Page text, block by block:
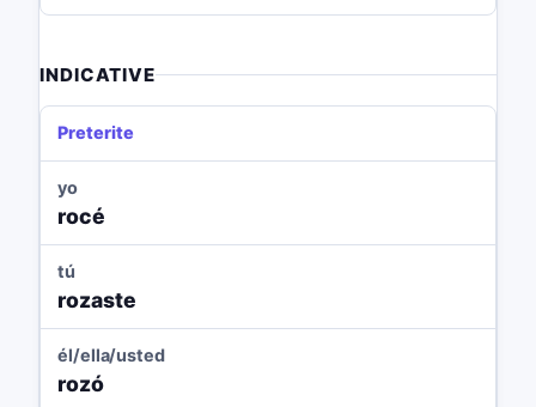
INDICATIVE
Preterite
yo
rocé
tú
rozaste
él/ella/usted
rozó